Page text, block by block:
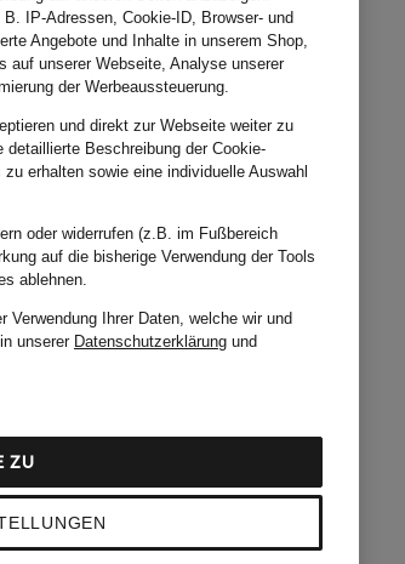
IP-Adressen, Cookie-ID, Browser- und
Angebote und Inhalte in unserem Shop,
auf unserer Webseite, Analyse unserer
der Werbeaussteuerung.
und direkt zur Webseite weiter zu
detaillierte Beschreibung der Cookie-
erhalten sowie eine individuelle Auswahl
oder widerrufen (z.B. im Fußbereich
auf die bisherige Verwendung der Tools
ablehnen.
Ihrer Daten, welche wir und
unserer Datenschutzerklärung und
ZU